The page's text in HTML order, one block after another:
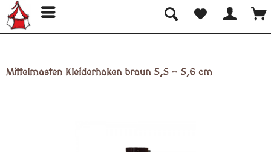
Mittelmasten Kleiderhaken braun 5,5 - 5,6 cm